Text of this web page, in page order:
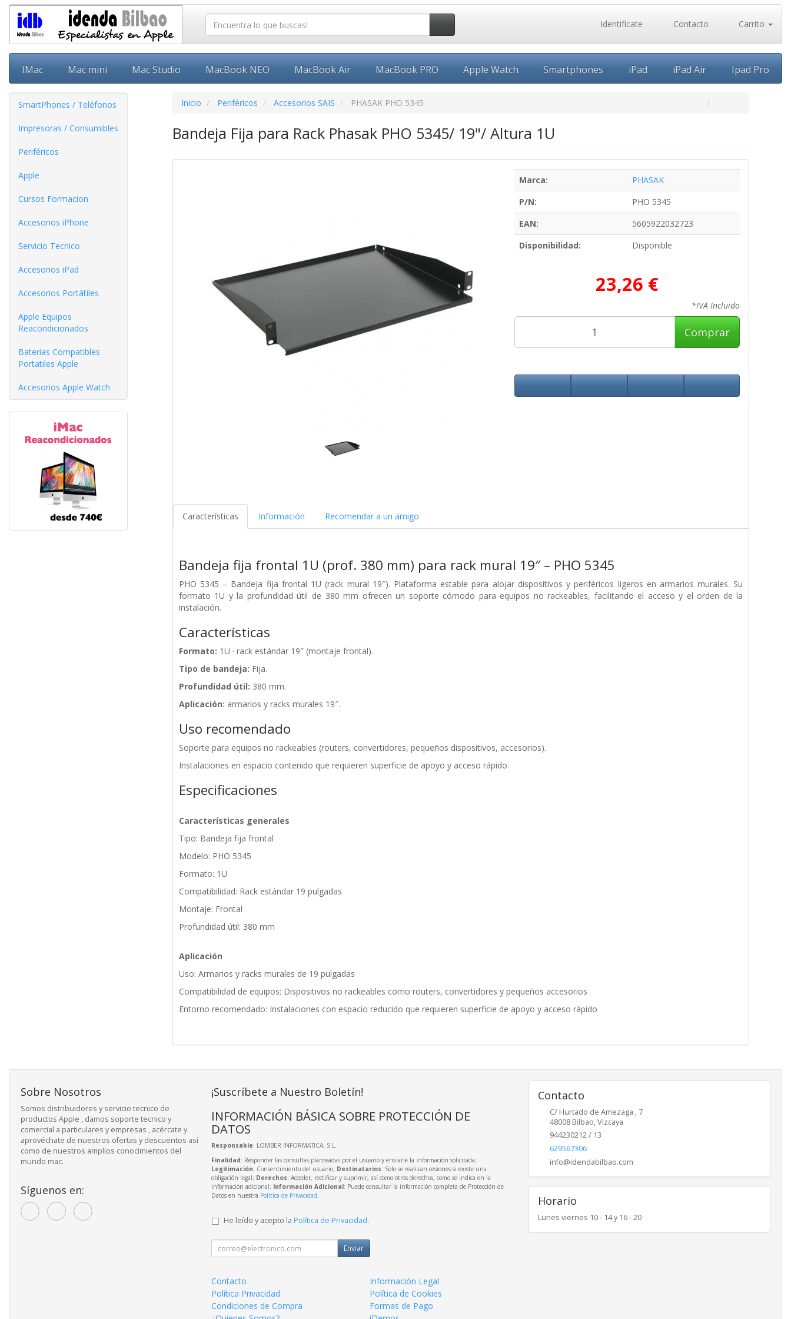
Identifícate Contacto Carrito
IMac Mac mini Mac Studio MacBook NEO MacBook Air MacBook PRO Apple Watch Smartphones iPad iPad Air Ipad Pro
SmartPhones / Teléfonos
Impresoras / Consumibles
Periféricos
Apple
Cursos Formacion
Accesorios iPhone
Servicio Tecnico
Accesorios iPad
Accesorios Portátiles
Apple Equipos
Reacondicionados
Baterias Compatibles
Portatiles Apple
Accesorios Apple Watch
Inicio Periféricos Accesorios SAIS PHASAK PHO 5345
Bandeja Fija para Rack Phasak PHO 5345/ 19"/ Altura 1U
Marca:
PHASAK
P/N:
PHO 5345
EAN:
5605922032723
Disponibilidad:
Disponible
23,26 €
*IVA Incluido
Comprar
Características Información Recomendar a un amigo
Bandeja fija frontal 1U (prof. 380 mm) para rack mural 19″ – PHO 5345
PHO 5345 – Bandeja fija frontal 1U (rack mural 19″). Plataforma estable para alojar dispositivos y periféricos ligeros en armarios murales. Su
formato 1U y la profundidad útil de 380 mm ofrecen un soporte cómodo para equipos no rackeables, facilitando el acceso y el orden de la
instalación.
Características
Formato: 1U · rack estándar 19″ (montaje frontal).
Tipo de bandeja: Fija.
Profundidad útil: 380 mm.
Aplicación: armarios y racks murales 19″.
Uso recomendado
Soporte para equipos no rackeables (routers, convertidores, pequeños dispositivos, accesorios).
Instalaciones en espacio contenido que requieren superficie de apoyo y acceso rápido.
Especificaciones
Características generales
Tipo: Bandeja fija frontal
Modelo: PHO 5345
Formato: 1U
Compatibilidad: Rack estándar 19 pulgadas
Montaje: Frontal
Profundidad útil: 380 mm
Aplicación
Uso: Armarios y racks murales de 19 pulgadas
Compatibilidad de equipos: Dispositivos no rackeables como routers, convertidores y pequeños accesorios
Entorno recomendado: Instalaciones con espacio reducido que requieren superficie de apoyo y acceso rápido
Sobre Nosotros
Somos distribuidores y servicio tecnico de
productos Apple , damos soporte tecnico y
comercial a particulares y empresas , acércate y
aprovéchate de nuestros ofertas y descuentos así
como de nuestros amplios conocimientos del
mundo mac.
Síguenos en:
¡Suscríbete a Nuestro Boletín!
INFORMACIÓN BÁSICA SOBRE PROTECCIÓN DE
DATOS
Responsable: LOMBER INFORMATICA, S.L.
Finalidad: Responder las consultas planteadas por el usuario y enviarle la información solicitada;
Legitimación: Consentimiento del usuario; Destinatarios: Solo se realizan cesiones si existe una
obligación legal; Derechos: Acceder, rectificar y suprimir, así como otros derechos, como se indica en la
información adicional; Información Adicional: Puede consultar la información completa de Protección de
Datos en nuestra Política de Privacidad.
He leído y acepto la Política de Privacidad.
Enviar
Contacto
Información Legal
Política Privacidad
Política de Cookies
Condiciones de Compra
Formas de Pago
Contacto
C/ Hurtado de Amezaga , 7
48008 Bilbao,Vizcaya
944230212 / 13
629567306
info@idendabilbao.com
Horario
Lunes viernes 10 - 14 y 16 - 20